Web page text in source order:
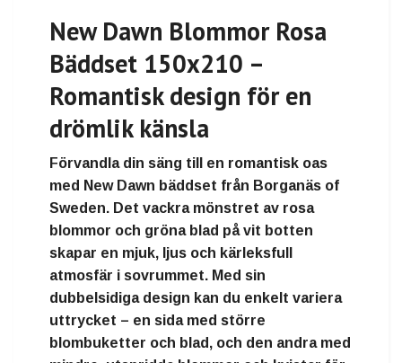
New Dawn Blommor Rosa
Bäddset 150x210 –
Romantisk design för en
drömlik känsla
Förvandla din säng till en romantisk oas
med New Dawn bäddset från Borganäs of
Sweden. Det vackra mönstret av rosa
blommor och gröna blad på vit botten
skapar en mjuk, ljus och kärleksfull
atmosfär i sovrummet. Med sin
dubbelsidiga design kan du enkelt variera
uttrycket – en sida med större
blombuketter och blad, och den andra med